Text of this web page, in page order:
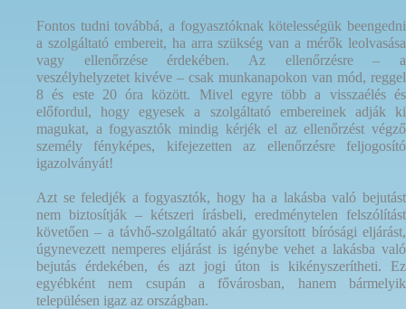
Fontos tudni továbbá, a fogyasztóknak kötelességük beengedni
a szolgáltató embereit, ha arra szükség van a mérők leolvasása
vagy ellenőrzése érdekében. Az ellenőrzésre – a
veszélyhelyzetet kivéve – csak munkanapokon van mód, reggel
8 és este 20 óra között. Mivel egyre több a visszaélés és
előfordul, hogy egyesek a szolgáltató embereinek adják ki
magukat, a fogyasztók mindig kérjék el az ellenőrzést végző
személy fényképes, kifejezetten az ellenőrzésre feljogosító
igazolványát!
Azt se feledjék a fogyasztók, hogy ha a lakásba való bejutást
nem biztosítják – kétszeri írásbeli, eredménytelen felszólítást
követően – a távhő-szolgáltató akár gyorsított bírósági eljárást,
úgynevezett nemperes eljárást is igénybe vehet a lakásba való
bejutás érdekében, és azt jogi úton is kikényszerítheti. Ez
egyébként nem csupán a fővárosban, hanem bármelyik
településen igaz az országban.